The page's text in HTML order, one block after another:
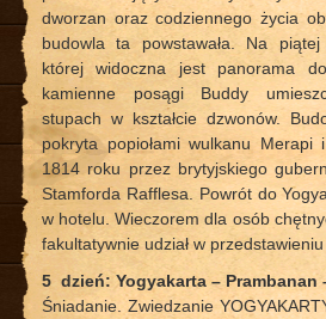
dworzan oraz codziennego życia
budowla ta powstawała. Na
której widoczna jest panorama
kamienne posągi Buddy
stupach w kształcie dzwonów.
pokryta popiołami wulkanu
1814 roku przez brytyjskiego
Stamforda Rafflesa. Powrót do
w hotelu. Wieczorem dla osób
fakultatywnie udział w
5 dzień: Yogyakarta – Prambanan
Śniadanie. Zwiedzanie